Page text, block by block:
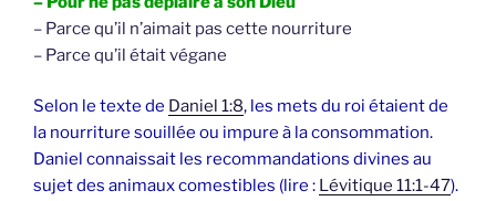
– Parce qu’il n’aimait pas cette nourriture
– Parce qu’il était végane
Selon le texte de Daniel 1:8, les mets du roi étaient de
la nourriture souillée ou impure à la consommation.
Daniel connaissait les recommandations divines au
sujet des animaux comestibles (lire : Lévitique 11:1-47).